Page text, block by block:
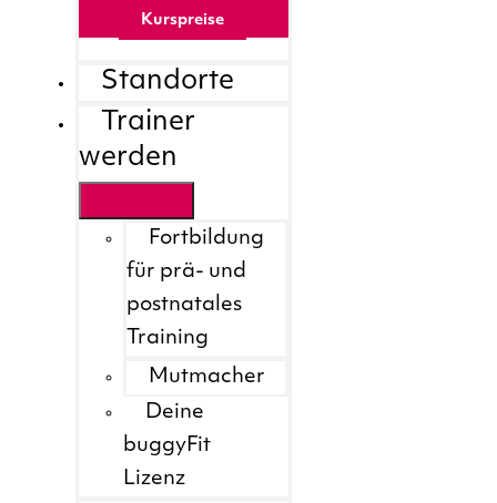
Kurspreise
Standorte
Trainer
werden
Fortbildung
für prä- und
postnatales
Training
Mutmacher
Deine
buggyFit
Lizenz